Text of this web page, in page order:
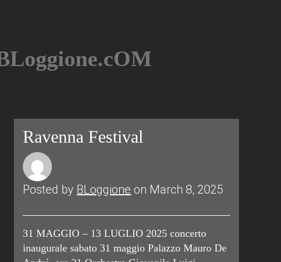
Ravenna Festival
Posted by BLoggione on March 8, 2025
31 MAGGIO – 13 LUGLIO 2025 concerto
inaugurale sabato 31 maggio Palazzo Mauro De